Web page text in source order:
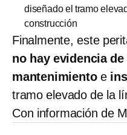
diseñado el tramo
construcción
Finalmente, este
no hay evidencia
mantenimiento e
tramo elevado de la
Con información de